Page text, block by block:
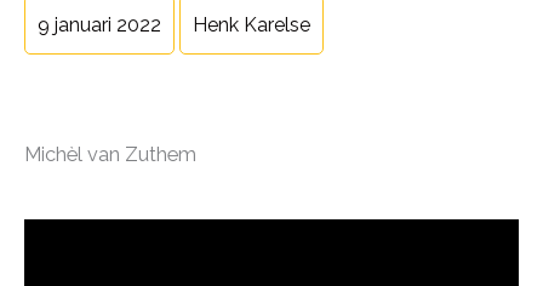
9 januari 2022 Henk Karelse
Michèl van Zuthem